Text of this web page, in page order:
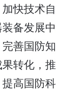
快技术自
备发展中
善国防知
转化，推
高国防科